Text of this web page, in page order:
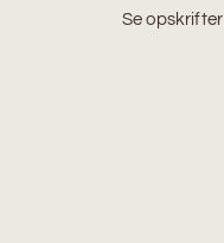
Se opskrifter